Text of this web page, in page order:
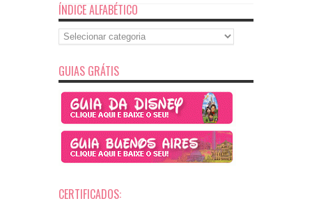
ÍNDICE ALFABÉTICO
Índice
Alfabético
GUIAS GRÁTIS
CERTIFICADOS: